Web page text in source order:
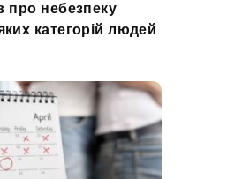
про небезпеку
категорій людей